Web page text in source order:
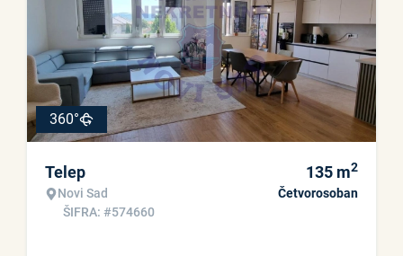
360°
Telep
Novi Sad
ŠIFRA: #574660
135 m2
Četvorosoban